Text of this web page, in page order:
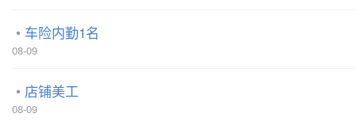
车险内勤1名
08-09
店铺美工
08-09